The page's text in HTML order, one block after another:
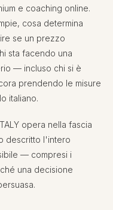
e coaching online.
cosa determina
se un prezzo
sta facendo una
— incluso chi si è
prendendo le misure
italiano.
opera nella fascia
descritto l'intero
— compresi i
una decisione